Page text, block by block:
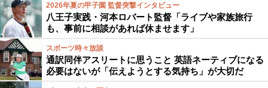
2026年夏の甲子園 監督突撃インタビュー
八王子実践・河本ロバート監督「ライブや家族旅行
も、事前に相談があれば休ませます」
スポーツ時々放談
通訳同伴アスリートに思うこと 英語ネーティブになる
必要はないが「伝えようとする気持ち」が大切だ